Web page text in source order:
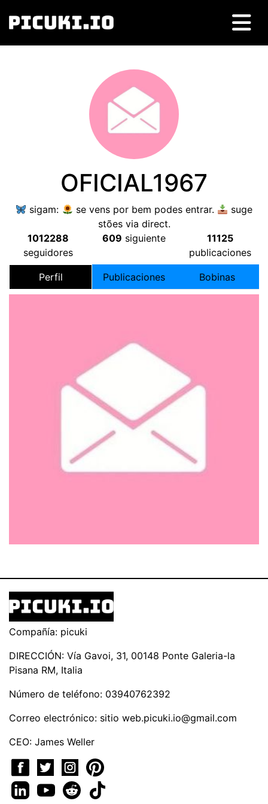
OFICIAL1967
sigam: se vens por bem podes entrar.
suge
stões via direct.
1012288
seguidores
609 siguiente
11125
publicaciones
Perfil Publicaciones Bobinas
Compañía: picuki
DIRECCIÓN: Vía Gavoi, 31, 00148 Ponte Galeria-la
Pisana RM, Italia
Número de teléfono: 03940762392
Correo electrónico: sitio web.picuki.io@gmail.com
CEO: James Weller